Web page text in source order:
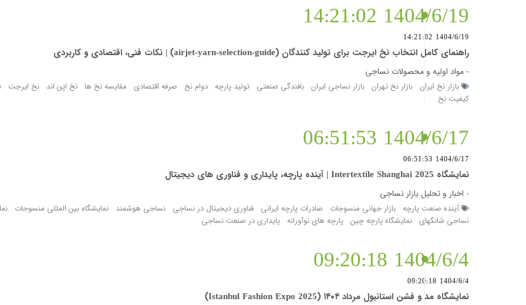
1404/6/19 14:21:02
1404/6/19 14:21:02
راهنمای کامل انتخاب نخ ایرجت برای تولید کنندگان (airjet-yarn-selection-guide) | نکات فنی، اقتصادی و کاربردی
-مواد اولیه و محصولات نساجی
بازار نخ ایران بازار نخ تهران بازار نساجی ایران بافندگی صنعتی تولید پارچه دوام نخ صرفه اقتصادی مقایسه نخ ها نخ اپن اند نخ ایرجت
کیفیت نخ
1404/6/17 06:51:53
1404/6/17 06:51:53
نمایشگاه Intertextile Shanghai 2025 | آینده پارچه، پایداری و فناوری ‌های دیجیتال
- اخبار و تحلیل بازار نساجی
آینده صنعت پارچه بازار جهانی منسوجات صادرات پارچه ایرانی فناوری دیجیتال در نساجی نساجی هوشمند نمایشگاه بین المللی منسوجات
نساجی شانگهای نمایشگاه پارچه چین پارچه های نوآورانه پایداری در صنعت نساجی
1404/6/4 09:20:18
1404/6/4 09:20:18
نمایشگاه مد و فشن استانبول مرداد ۱۴۰۴ (Istanbul Fashion Expo 2025)